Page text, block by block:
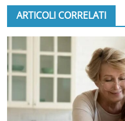
ARTICOLI CORRELATI